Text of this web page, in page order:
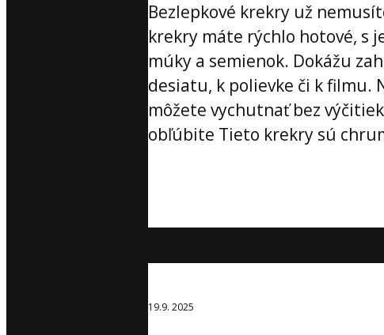
Bezlepkové krekry už
krekry máte rýchlo hotové, s
múky a semienok. Dokážu
desiatu, k polievke či k filmu.
môžete vychutnať bez
obľúbite Tieto krekry sú
19.9. 2025